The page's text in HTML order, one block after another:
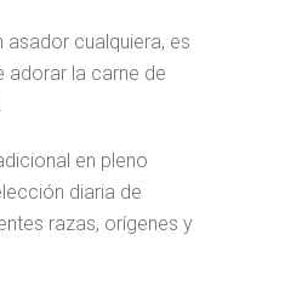
asador cualquiera, es
adorar la carne de
en pleno
diaria de
razas, orígenes y